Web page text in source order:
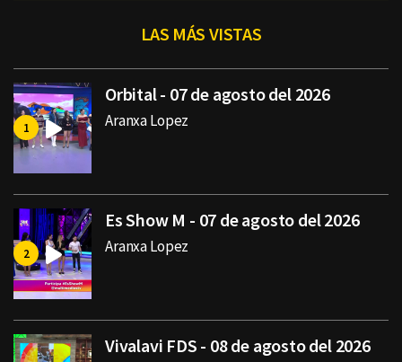
LAS MÁS VISTAS
Orbital - 07 de agosto del 2026
Aranxa Lopez
Es Show M - 07 de agosto del 2026
Aranxa Lopez
Vivalavi FDS - 08 de agosto del 2026